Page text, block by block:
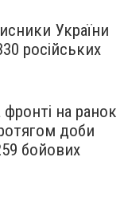
України
російських
фронті на ранок
доби
бойових